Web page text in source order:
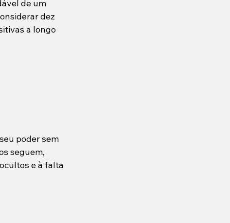
de um
dez
a longo
poder sem
seguem,
e à falta